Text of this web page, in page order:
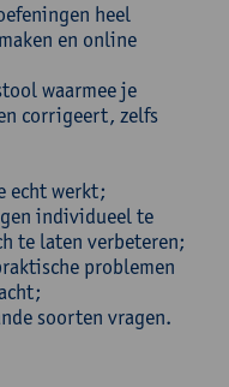
heel
en online
waarmee je
corrigeert, zelfs
echt werkt;
individueel te
te laten verbeteren;
problemen
soorten vragen.